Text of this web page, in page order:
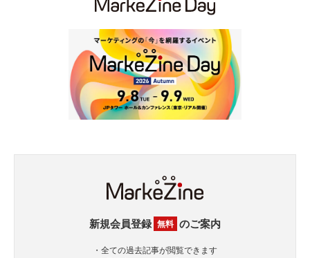
新規会員登録 無料 のご案内
・全ての過去記事が閲覧できます